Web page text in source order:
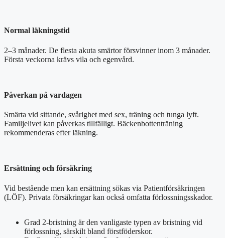
Normal läkningstid
2–3 månader. De flesta akuta smärtor försvinner inom 3 månader.
Första veckorna krävs vila och egenvård.
Påverkan på vardagen
Smärta vid sittande, svårighet med sex, träning och tunga lyft.
Familjelivet kan påverkas tillfälligt. Bäckenbottenträning
rekommenderas efter läkning.
Ersättning och försäkring
Vid bestående men kan ersättning sökas via Patientförsäkringen
(LÖF). Privata försäkringar kan också omfatta förlossningsskador.
Grad 2-bristning är den vanligaste typen av bristning vid
förlossning, särskilt bland förstföderskor.